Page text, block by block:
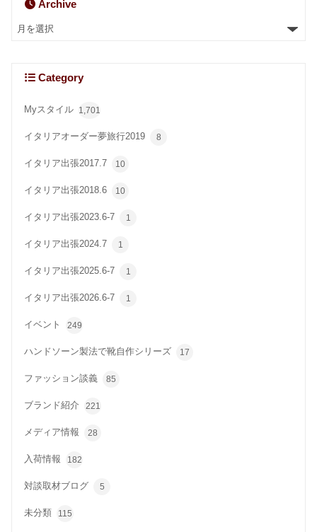
Archive
Category
Myスタイル 1,701
イタリアオーダー夢旅行2019 8
イタリア出張2017.7 10
イタリア出張2018.6 10
イタリア出張2023.6-7 1
イタリア出張2024.7 1
イタリア出張2025.6-7 1
イタリア出張2026.6-7 1
イベント 249
ハンドソーン製法で靴自作シリーズ 17
ファッション談義 85
ブランド紹介 221
メディア情報 28
入荷情報 182
対談取材ブログ 5
未分類 115